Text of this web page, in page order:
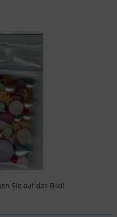
existiert, können Sie die
Sie auf das Bild!